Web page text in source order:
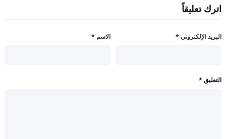
اترك تعليقاً
الاسم * البريد الإلكتروني *
التعليق *